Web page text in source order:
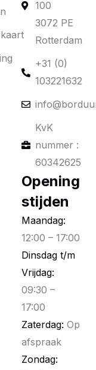
100
3072 PE
Rotterdam
+31 (0)
103221632
KvK
nummer :
60342625
Opening
stijden
Maandag:
12:00 – 17:00
Dinsdag t/m
Vrijdag:
09:30 –
17:00
Zaterdag: Op
afspraak
Zondag: